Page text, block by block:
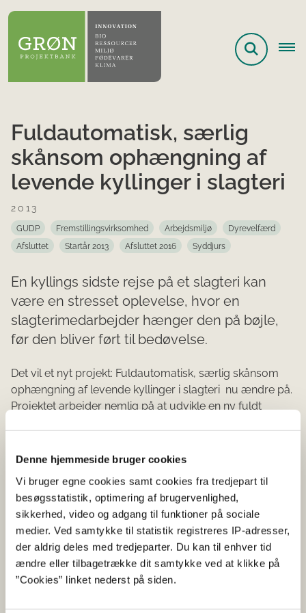
Denne hjemmeside bruger cookies
Vi bruger egne cookies samt cookies fra tredjepart til
besøgsstatistik, optimering af brugervenlighed,
sikkerhed, video og adgang til funktioner på sociale
medier. Ved samtykke til statistik registreres IP-adresser,
der aldrig deles med tredjeparter. Du kan til enhver tid
ændre eller tilbagetrække dit samtykke ved at klikke på
”Cookies” linket nederst på siden.
Fuldautomatisk, særlig
skånsom ophængning af
levende kyllinger i slagteri
2013
GUDP Fremstillingsvirksomhed Arbejdsmiljø
Dyrevelfærd
Afsluttet
Startår 2013 Afsluttet 2016 Syddjurs
En kyllings sidste rejse på et slagteri kan
være en stresset oplevelse, hvor en
slagterimedarbejder hænger den på bøjle,
før den bliver ført til bedøvelse.
Det vil et nyt projekt: Fuldautomatisk, særlig skånsom
ophængning af levende kyllinger i slagteri  nu ændre på.
Projektet arbejder nemlig på at udvikle en ny fuldt
slagteribøjlen, og en automatiseret ophængning, der
arbejdsmiljø. det nye projekt skal kyllingerne føres ind i
slagteriet gennem nye transportkasser.
Transportkasserne er designet, så de udnytter lastbilen
bedre, og dermed spares en del kørsel. For at berolige
kyllingerne frem til bedøvelse foregår denne del af
processen stadig i mørke. Kasserne føres ind i en
bedøver med en stadigt stigende koncentration af CO2. I